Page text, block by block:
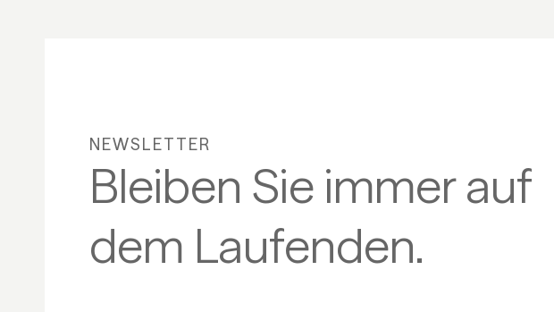
NEWSLETTER
Bleiben Sie immer auf
dem Laufenden.